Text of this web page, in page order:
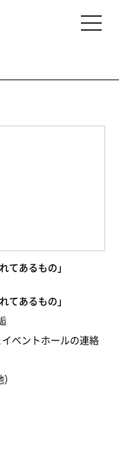
てあるもの」
てあるもの」
ベントホールの連絡